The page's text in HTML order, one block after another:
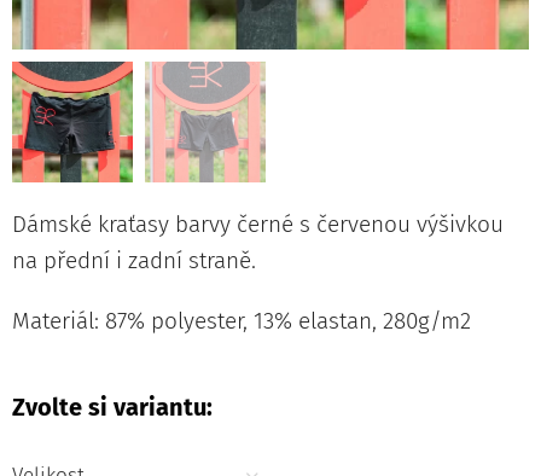
Dámské kraťasy barvy černé s červenou výšivkou
na přední i zadní straně.
Materiál: 87% polyester, 13% elastan, 280g/m2
Zvolte si variantu: